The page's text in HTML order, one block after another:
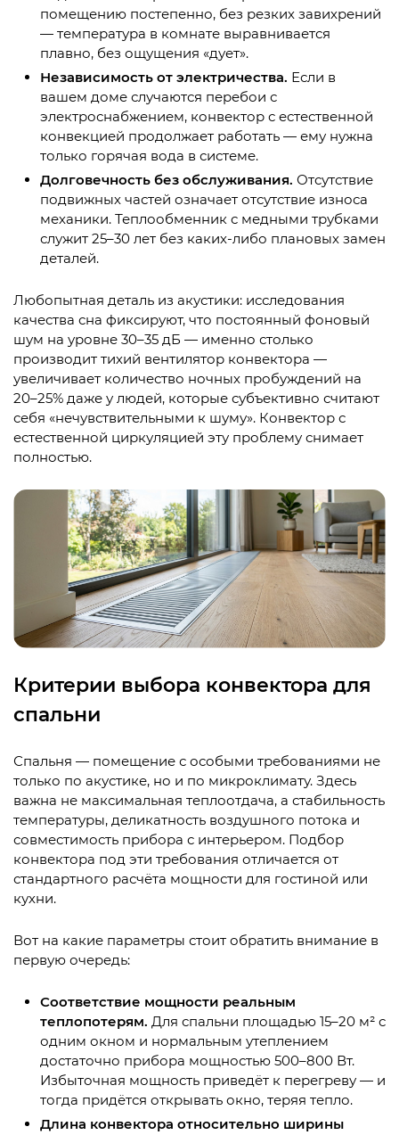
помещению постепенно, без резких завихрений
— температура в комнате выравнивается
плавно, без ощущения «дует».
Независимость от электричества. Если в
вашем доме случаются перебои с
электроснабжением, конвектор с естественной
конвекцией продолжает работать — ему нужна
только горячая вода в системе.
Долговечность без обслуживания. Отсутствие
подвижных частей означает отсутствие износа
механики. Теплообменник с медными трубками
служит 25–30 лет без каких-либо плановых замен
деталей.
Любопытная деталь из акустики: исследования
качества сна фиксируют, что постоянный фоновый
шум на уровне 30–35 дБ — именно столько
производит тихий вентилятор конвектора —
увеличивает количество ночных пробуждений на
20–25% даже у людей, которые субъективно считают
себя «нечувствительными к шуму». Конвектор с
естественной циркуляцией эту проблему снимает
полностью.
Критерии выбора конвектора для
спальни
Спальня — помещение с особыми требованиями не
только по акустике, но и по микроклимату. Здесь
важна не максимальная теплоотдача, а стабильность
температуры, деликатность воздушного потока и
совместимость прибора с интерьером. Подбор
конвектора под эти требования отличается от
стандартного расчёта мощности для гостиной или
кухни.
Вот на какие параметры стоит обратить внимание в
первую очередь:
Соответствие мощности реальным
теплопотерям. Для спальни площадью 15–20 м² с
одним окном и нормальным утеплением
достаточно прибора мощностью 500–800 Вт.
Избыточная мощность приведёт к перегреву — и
тогда придётся открывать окно, теряя тепло.
Длина конвектора относительно ширины